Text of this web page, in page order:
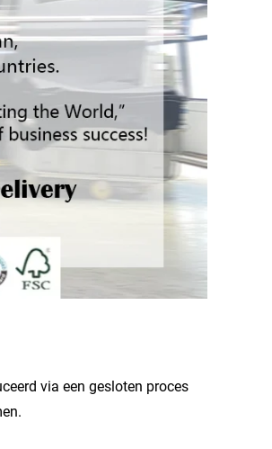
via een gesloten proces